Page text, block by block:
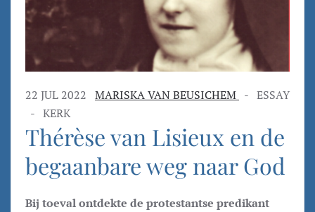
22 JUL 2022 MARISKA VAN BEUSICHEM - ESSAY
- KERK
Thérèse van Lisieux en de
begaanbare weg naar God
Bij toeval ontdekte de protestantse predikant